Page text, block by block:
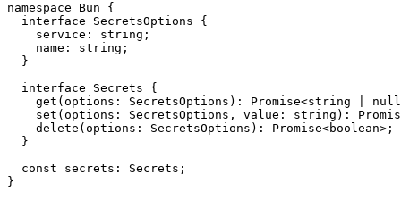
namespace Bun {
  interface
SecretsOptions {
    service
: string ;
    name
: string ;
  }
  interface
Secrets {
    get
( options : SecretsOptions ) : Promise<string
null
    set
( options : SecretsOptions , value : string ) :
    delete
( options : SecretsOptions ) : Promise<boolean>;
  }
  const
secrets : Secrets ;
}